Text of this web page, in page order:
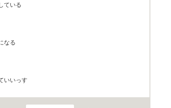
ている
なる
いいっす